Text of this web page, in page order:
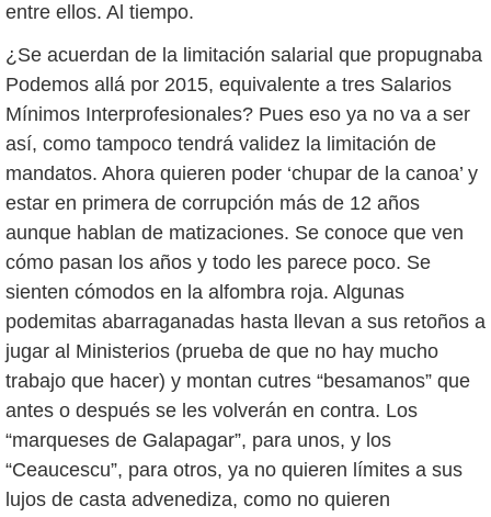
entre ellos. Al tiempo.
¿Se acuerdan de la limitación salarial que propugnaba
Podemos allá por 2015, equivalente a tres Salarios
Mínimos Interprofesionales? Pues eso ya no va a ser
así, como tampoco tendrá validez la limitación de
mandatos. Ahora quieren poder ‘chupar de la canoa’ y
estar en primera de corrupción más de 12 años
aunque hablan de matizaciones. Se conoce que ven
cómo pasan los años y todo les parece poco. Se
sienten cómodos en la alfombra roja. Algunas
podemitas abarraganadas hasta llevan a sus retoños a
jugar al Ministerios (prueba de que no hay mucho
trabajo que hacer) y montan cutres “besamanos” que
antes o después se les volverán en contra. Los
“marqueses de Galapagar”, para unos, y los
“Ceaucescu”, para otros, ya no quieren límites a sus
lujos de casta advenediza, como no quieren